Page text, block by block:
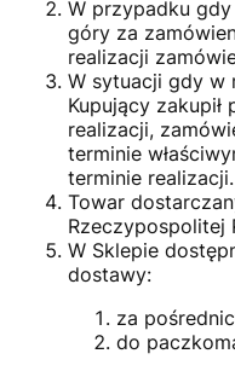
W przypadku gdy
góry za
realizacji
W sytuacji gdy w
Kupujący
realizacji,
terminie
terminie realizacji.
Towar
Rzeczypospolitej
W Sklepie
dostawy:
za
do